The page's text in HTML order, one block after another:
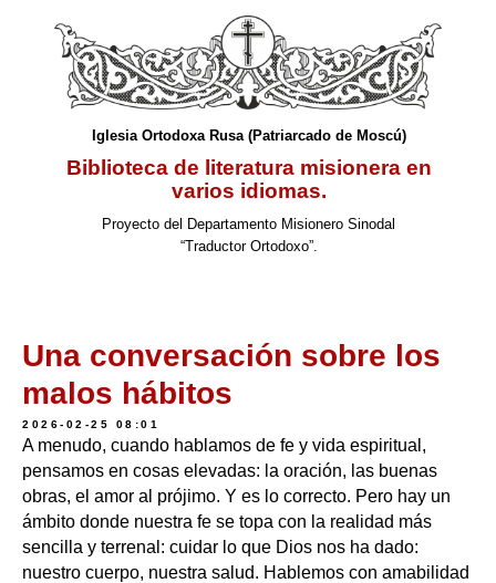
Iglesia Ortodoxa Rusa (Patriarcado de Moscú)
Biblioteca de literatura misionera en
varios idiomas.
Proyecto del Departamento Misionero Sinodal
“Traductor Ortodoxo”.
Una conversación sobre los
malos hábitos
2026-02-25 08:01
A menudo, cuando hablamos de fe y vida espiritual,
pensamos en cosas elevadas: la oración, las buenas
obras, el amor al prójimo. Y es lo correcto. Pero hay un
ámbito donde nuestra fe se topa con la realidad más
sencilla y terrenal: cuidar lo que Dios nos ha dado:
nuestro cuerpo, nuestra salud. Hablemos con amabilidad